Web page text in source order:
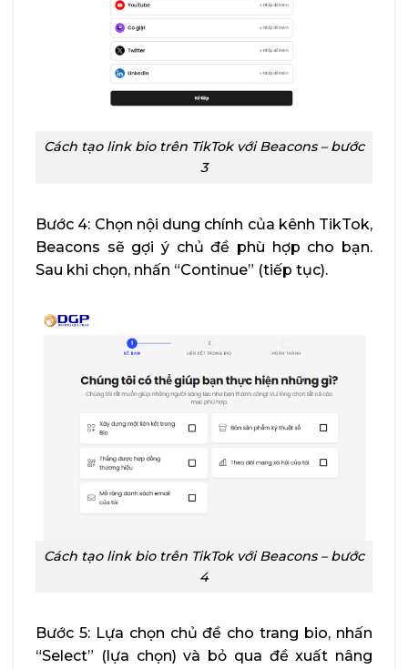
Cách tạo link bio trên TikTok với Beacons – bước
3
Bước 4: Chọn nội dung chính của kênh TikTok,
Beacons sẽ gợi ý chủ đề phù hợp cho bạn.
Sau khi chọn, nhấn “Continue” (tiếp tục).
Cách tạo link bio trên TikTok với Beacons – bước
4
Bước 5: Lựa chọn chủ đề cho trang bio, nhấn
“Select” (lựa chọn) và bỏ qua đề xuất nâng